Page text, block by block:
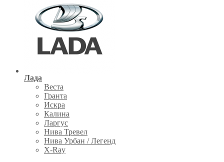
Лада
Веста
Гранта
Искра
Калина
Ларгус
Нива Тревел
Нива Урбан / Легенд
X-Ray